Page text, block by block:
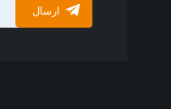
ارسال